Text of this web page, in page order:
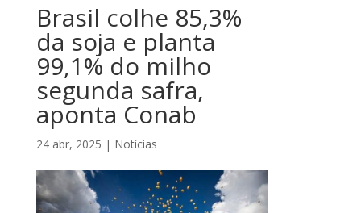
Brasil colhe 85,3%
da soja e planta
99,1% do milho
segunda safra,
aponta Conab
24 abr, 2025 | Notícias